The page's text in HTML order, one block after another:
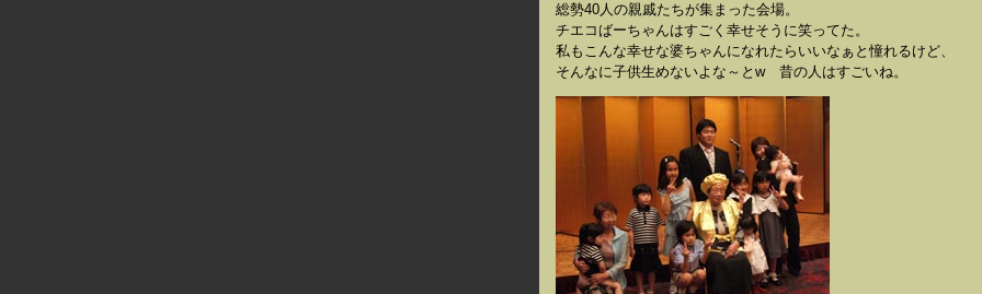
総勢40人の親戚たちが集まった会場。
チエコばーちゃんはすごく幸せそうに笑ってた。
私もこんな幸せな婆ちゃんになれたらいいなぁと憧れるけど、
そんなに子供生めないよな～とw 昔の人はすごいね。